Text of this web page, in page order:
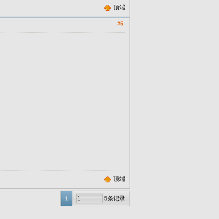
顶端
#5
顶端
1 5条记录